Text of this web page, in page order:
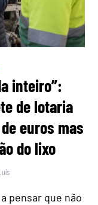
inteiro”:
de lotaria
euros mas
do lixo
pensar que não